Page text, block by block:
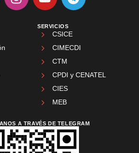
SERVICIOS
CSICE
CIMECDI
CTM
CPDI y CENATEL
CIES
MEB
A TRAVÉS DE TELEGRAM